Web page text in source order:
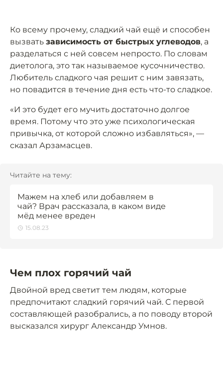
Ко всему прочему, сладкий чай ещё и способен
вызвать зависимость от быстрых углеводов, а
разделаться с ней совсем непросто. По словам
диетолога, это так называемое кусочничество.
Любитель сладкого чая решит с ним завязать,
но повадится в течение дня есть что-то сладкое.
«И это будет его мучить достаточно долгое
время. Потому что это уже психологическая
привычка, от которой сложно избавляться», —
сказал Арзамасцев.
Читайте на тему:
Мажем на хлеб или добавляем в
чай? Врач рассказала, в каком виде
мёд менее вреден
15.08.23
Чем плох горячий чай
Двойной вред светит тем людям, которые
предпочитают сладкий горячий чай. С первой
составляющей разобрались, а по поводу второй
высказался хирург Александр Умнов.